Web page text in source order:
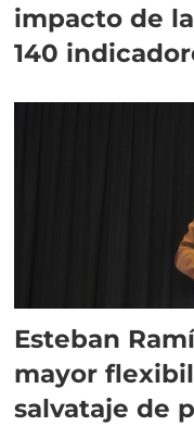
impacto de
140
Esteban
mayor
salvataje de